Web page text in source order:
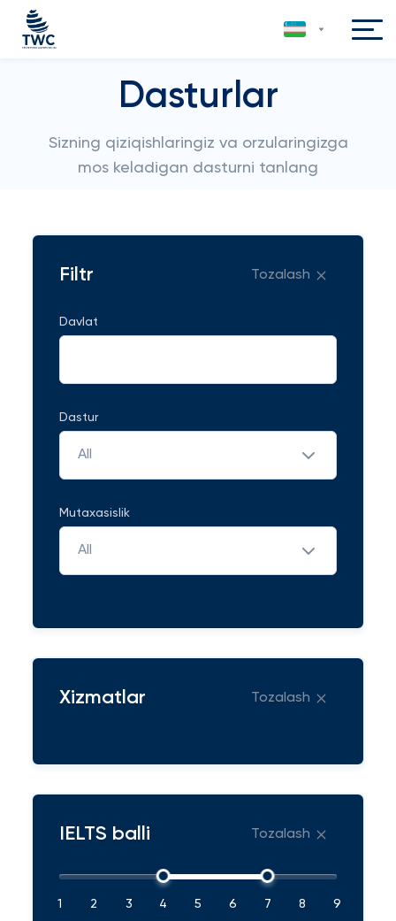
Dasturlar
Sizning qiziqishlaringiz va orzularingizga
mos keladigan dasturni tanlang
Filtr Tozalash
Davlat
Dastur
All
Mutaxasislik
All
Xizmatlar Tozalash
IELTS balli Tozalash
1 2 3 4 5 6 7 8 9